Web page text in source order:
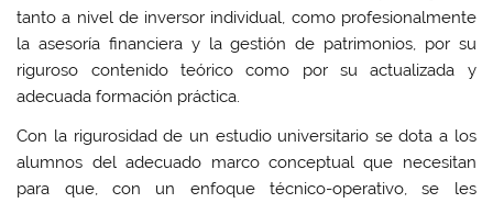
tanto a nivel de inversor individual, como profesionalmente
la asesoría financiera y la gestión de patrimonios, por su
riguroso contenido teórico como por su actualizada y
adecuada formación práctica.
Con la rigurosidad de un estudio universitario se dota a los
alumnos del adecuado marco conceptual que necesitan
para que, con un enfoque técnico-operativo, se les